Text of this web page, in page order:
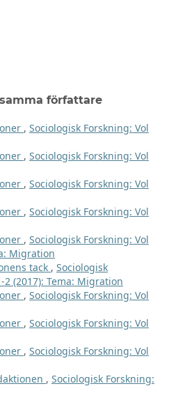
författare
, Sociologisk Forskning: Vol
, Sociologisk Forskning: Vol
, Sociologisk Forskning: Vol
, Sociologisk Forskning: Vol
, Sociologisk Forskning: Vol
Migration
tack , Sociologisk
2 (2017): Tema: Migration
, Sociologisk Forskning: Vol
, Sociologisk Forskning: Vol
, Sociologisk Forskning: Vol
, Sociologisk Forskning: